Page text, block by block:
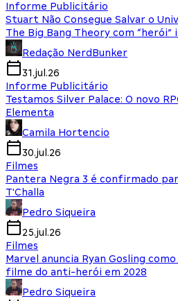
Informe Publicitário
Stuart Não Consegue Salvar o
The Big Bang Theory com “herói”
Redação NerdBunker
31.jul.26
Informe Publicitário
Testamos Silver Palace: O novo
Elementa
Camila Hortencio
30.jul.26
Filmes
Pantera Negra 3 é confirmado
T'Challa
Pedro Siqueira
25.jul.26
Filmes
Marvel anuncia Ryan Gosling
filme do anti-herói em 2028
Pedro Siqueira